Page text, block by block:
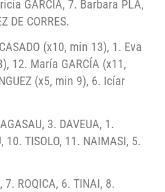
GARCÍA, 7. Barbara PLA,
DE CORRES.
(x10, min 13), 1. Eva
12. María GARCÍA (x11,
(x5, min 9), 6. Icíar
3. DAVEUA, 1.
10. TISOLO, 11. NAIMASI, 5.
ROQICA, 6. TINAI, 8.